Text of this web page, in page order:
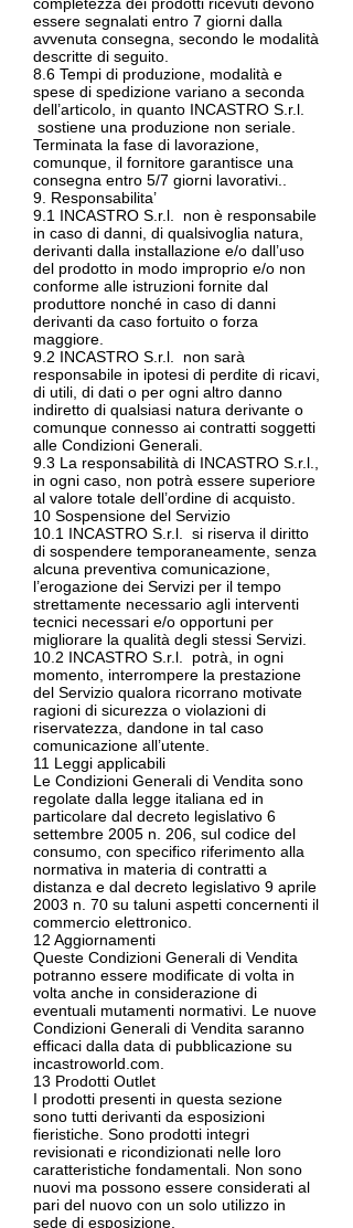
essere segnalati entro 7 giorni dalla
avvenuta consegna, secondo le modalità
descritte di seguito.
8.6 Tempi di produzione, modalità e
spese di spedizione variano a seconda
dell’articolo, in quanto INCASTRO S.r.l.
sostiene una produzione non seriale.
Terminata la fase di lavorazione,
comunque, il fornitore garantisce una
consegna entro 5/7 giorni lavorativi..
9. Responsabilita’
9.1 INCASTRO S.r.l. non è responsabile
in caso di danni, di qualsivoglia natura,
derivanti dalla installazione e/o dall’uso
del prodotto in modo improprio e/o non
conforme alle istruzioni fornite dal
produttore nonché in caso di danni
derivanti da caso fortuito o forza
maggiore.
9.2 INCASTRO S.r.l. non sarà
responsabile in ipotesi di perdite di ricavi,
di utili, di dati o per ogni altro danno
indiretto di qualsiasi natura derivante o
comunque connesso ai contratti soggetti
alle Condizioni Generali.
9.3 La responsabilità di INCASTRO S.r.l.,
in ogni caso, non potrà essere superiore
al valore totale dell’ordine di acquisto.
10 Sospensione del Servizio
10.1 INCASTRO S.r.l. si riserva il diritto
di sospendere temporaneamente, senza
alcuna preventiva comunicazione,
l’erogazione dei Servizi per il tempo
strettamente necessario agli interventi
tecnici necessari e/o opportuni per
migliorare la qualità degli stessi Servizi.
10.2 INCASTRO S.r.l. potrà, in ogni
momento, interrompere la prestazione
del Servizio qualora ricorrano motivate
ragioni di sicurezza o violazioni di
riservatezza, dandone in tal caso
comunicazione all’utente.
11 Leggi applicabili
Le Condizioni Generali di Vendita sono
regolate dalla legge italiana ed in
particolare dal decreto legislativo 6
settembre 2005 n. 206, sul codice del
consumo, con specifico riferimento alla
normativa in materia di contratti a
distanza e dal decreto legislativo 9 aprile
2003 n. 70 su taluni aspetti concernenti il
commercio elettronico.
12 Aggiornamenti
Queste Condizioni Generali di Vendita
potranno essere modificate di volta in
volta anche in considerazione di
eventuali mutamenti normativi. Le nuove
Condizioni Generali di Vendita saranno
efficaci dalla data di pubblicazione su
incastroworld.com.
13 Prodotti Outlet
I prodotti presenti in questa sezione
sono tutti derivanti da esposizioni
fieristiche. Sono prodotti integri
revisionati e ricondizionati nelle loro
caratteristiche fondamentali. Non sono
nuovi ma possono essere considerati al
pari del nuovo con un solo utilizzo in
sede di esposizione.